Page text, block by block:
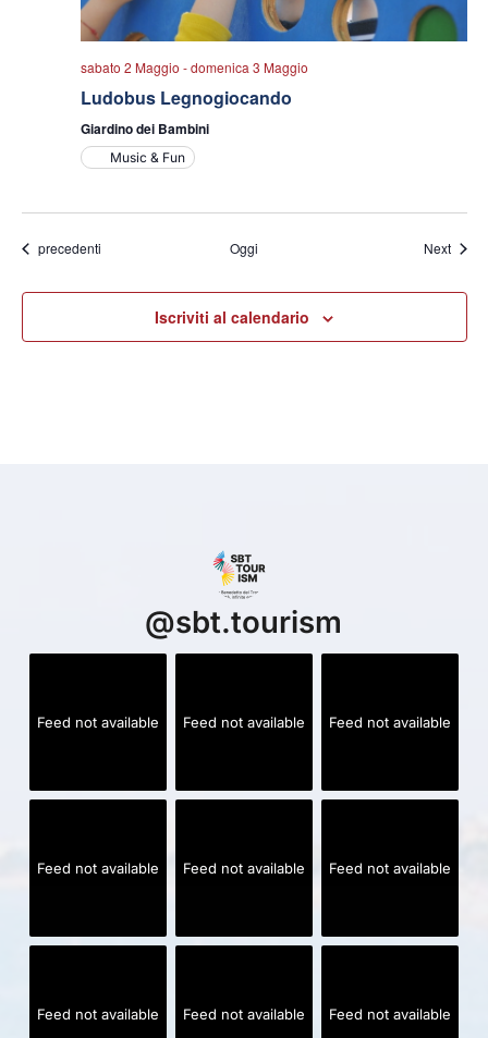
sabato 2 Maggio -domenica 3 Maggio
Ludobus Legnogiocando
Giardino dei Bambini
Music & Fun
Eventi
precedenti Oggi NextEventi
Iscriviti al calendario
@sbt.tourism
Feed not available Feed not available Feed not available
Feed not available Feed not available Feed not available
Feed not available Feed not available Feed not available